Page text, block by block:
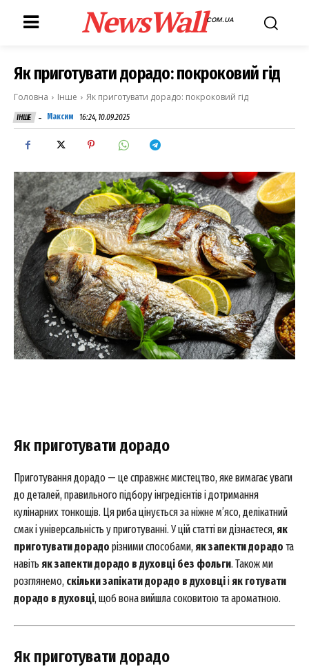
NewsWallCOM.UA
Як приготувати дорадо: покроковий гід
Головна Інше Як приготувати дорадо: покроковий гід
ІНШЕ - Максим 16:24, 10.09.2025
Як приготувати дорадо
Приготування дорадо — це справжнє мистецтво, яке вимагає уваги
до деталей, правильного підбору інгредієнтів і дотримання
кулінарних тонкощів. Ця риба цінується за ніжне м’ясо, делікатний
смак і універсальність у приготуванні. У цій статті ви дізнаєтеся, як
приготувати дорадо різними способами, як запекти дорадо та
навіть як запекти дорадо в духовці без фольги. Також ми
розглянемо, скільки запікати дорадо в духовцііяк готувати
дорадо в духовці, щоб вона вийшла соковитою та ароматною.
Як приготувати дорадо